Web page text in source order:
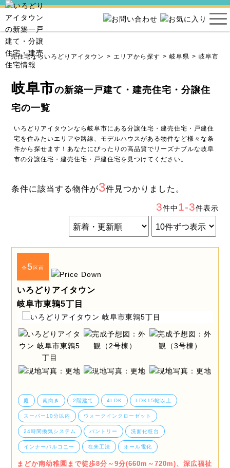
建売住宅ならいろどりアイタウン エリアから探す 岐阜県 岐阜市
岐阜市の新築一戸建て・建売住宅・分譲住
宅の一覧
いろどりアイタウンなら岐阜市にある分譲住宅・建売住宅・戸建住
宅を住みたいエリアや路線、モデルハウスがある物件など様々な条
件から探せます！あなたにぴったりの高品質でリーズナブルな岐阜
市の分譲住宅・建売住宅・戸建住宅を見つけてください。
条件に該当する物件が3件見つかりました。
3件中1-3件表示
全5区画
いろどりアイタウン
岐阜市東鶉5丁目
庭 南向き 2階建て 4LDK LDK15帖以上
スーパー10分以内 ウォークインクローゼット
24時間換気システム パントリー 洗面化粧台
インナーバルコニー 在来工法 オール電化
まどか南幼稚園まで徒歩8分～9分(660m～720m)、深広福祉